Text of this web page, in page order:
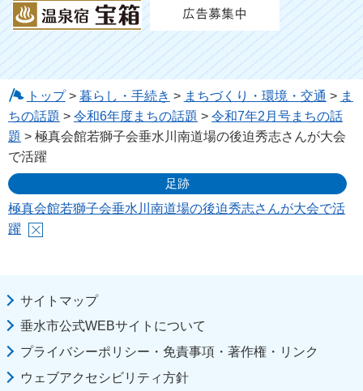
トップ> 暮らし・手続き > まちづくり・環境・交通 > ま
ちの話題 > 令和6年度まちの話題 > 令和7年2月号まちの話
題 > 極真会館若獅子会垂水川南道場の後迫秀志さんが大会
で活躍
足跡
極真会館若獅子会垂水川南道場の後迫秀志さんが大会で活
躍
サイトマップ
垂水市公式WEBサイトについて
プライバシーポリシー・免責事項・著作権・リンク
ウェブアクセシビリティ方針